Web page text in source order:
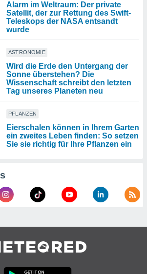
Alarm im Weltraum: Der private
Satellit, der zur Rettung des Swift-
Teleskops der NASA entsandt
wurde
ASTRONOMIE
Wird die Erde den Untergang der
Sonne überstehen? Die
Wissenschaft schreibt den letzten
Tag unseres Planeten neu
PFLANZEN
Eierschalen können in Ihrem Garten
ein zweites Leben finden: So setzen
Sie sie richtig für Ihre Pflanzen ein